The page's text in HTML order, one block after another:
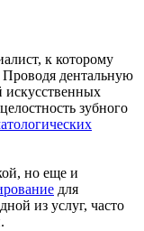
к которому
дентальную
искусственных
зубного
но еще и
для
из услуг, часто